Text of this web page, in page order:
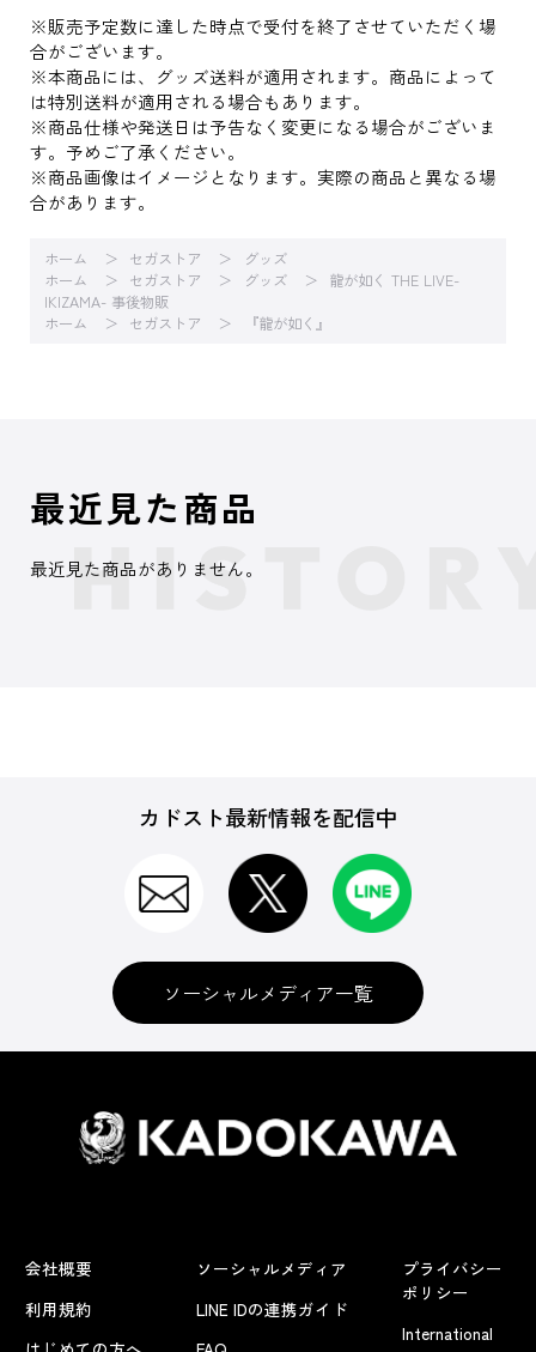
※販売予定数に達した時点で受付を終了させていただく場
合がございます。
※本商品には、グッズ送料が適用されます。商品によって
は特別送料が適用される場合もあります。
※商品仕様や発送日は予告なく変更になる場合がございま
す。予めご了承ください。
※商品画像はイメージとなります。実際の商品と異なる場
合があります。
ホーム セガストア
グッズ
ホーム
セガストア グッズ
龍が如く THE LIVE-
IKIZAMA- 事後物販
ホーム
セガストア 『龍が如く』
最近見た商品
最近見た商品がありません。
カドスト最新情報を配信中
ソーシャルメディア一覧
会社概要
利用規約
ソーシャルメディア
LINE IDの連携ガイド
プライバシー
ポリシー
International